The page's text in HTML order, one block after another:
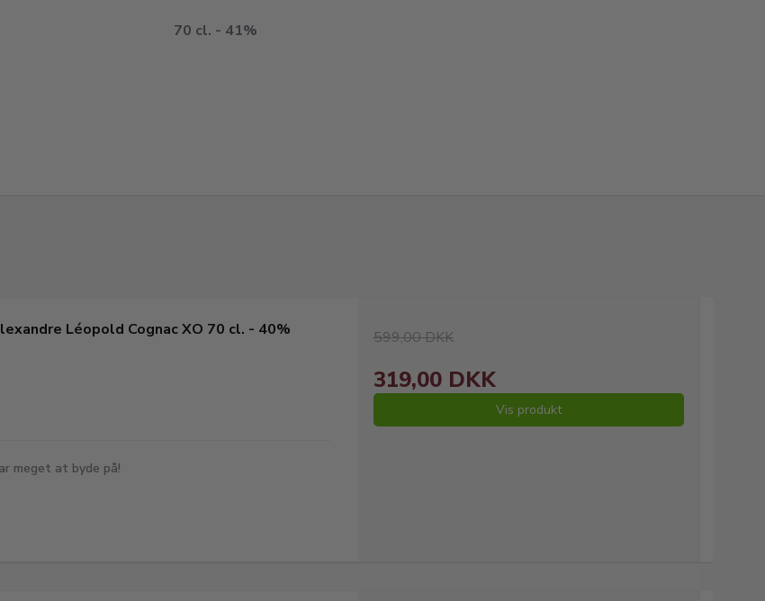
70 cl. - 41%
Léopold Cognac XO 70 cl. - 40%
meget at byde på!
599,00 DKK
319,00 DKK
Vis produkt